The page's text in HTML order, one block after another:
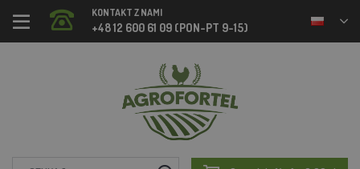
KONTAKT Z NAMI
+48 12 600 61 09 (PON-PT 9-15)